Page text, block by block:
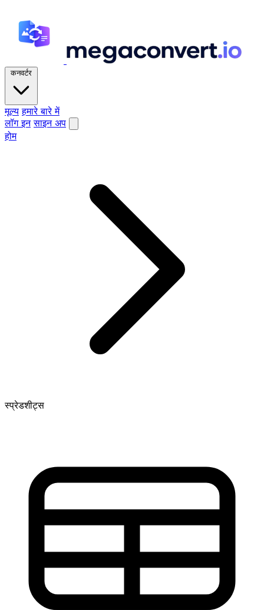
कनवर्टर
मूल्य हमारे बारे में
लॉग इन साइन अप
होम
स्प्रेडशीट्स